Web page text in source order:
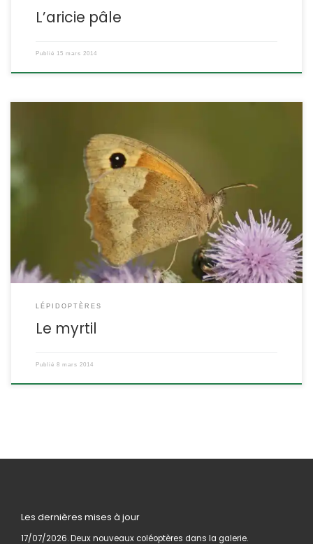
L’aricie pâle
Publié 15 mars 2014
C’est une espèce extrêmement répandue, sa chenille apprécie
les graminées. Maniola jurtina POSITION SYSTÉMATIQUE : Insecte
Lépidoptère Famille des Nymphalidae Satyrinae ETYMOLOGIE :
DESCRIPTION : Taille : envergure de 4,4 à 4,6 cm. La femelle est un
peu plus grande que le mâle. Forme, allure : papillon à dominante
brune, avec des différences notables entre les deux […]
LÉPIDOPTÈRES
Le myrtil
Publié 8 mars 2014
Les dernières mises à jour
17/07/2026. Deux nouveaux coléoptères dans la galerie.